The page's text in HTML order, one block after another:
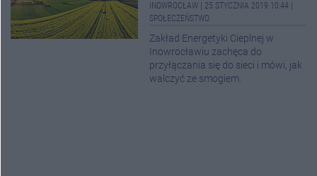
INOWROCŁAW 25 STYCZNIA 2019 10:44
SPOŁECZEŃSTWO
Zakład Energetyki Cieplnej w
Inowrocławiu zachęca do
przyłączania się do sieci i mówi, jak
walczyć ze smogiem.